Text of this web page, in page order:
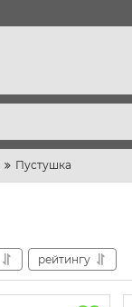
Пустушка
рейтингу